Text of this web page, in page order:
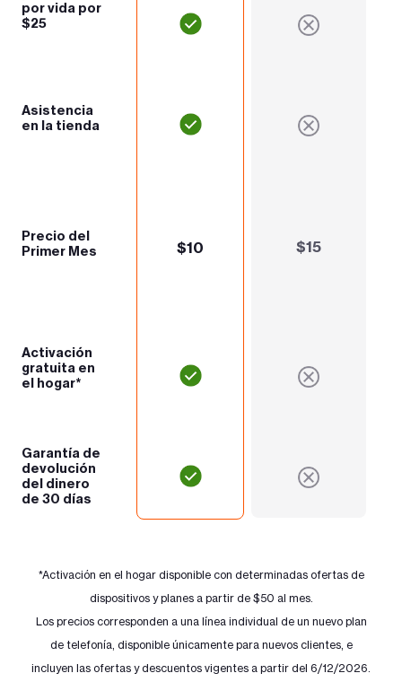
por vida por
$25
Asistencia
en la tienda
Precio del
Primer Mes
Activación
gratuita en
el hogar*
Garantía de
devolución
del dinero
de 30 días
$10 $15
*Activación en el hogar disponible con determinadas ofertas de
dispositivos y planes a partir de $50 al mes.
Los precios corresponden a una línea individual de un nuevo plan
de telefonía, disponible únicamente para nuevos clientes, e
incluyen las ofertas y descuentos vigentes a partir del 6/12/2026.